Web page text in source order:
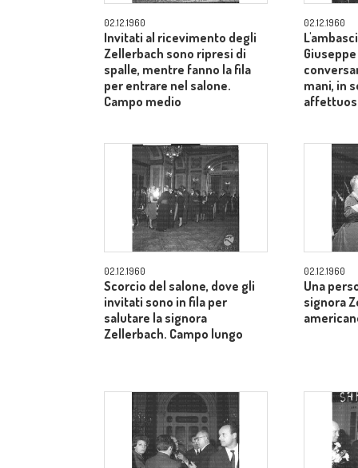
02.12.1960
Invitati al ricevimento degli
Zellerbach sono ripresi di
spalle, mentre fanno la fila
per entrare nel salone.
Campo medio
02.12.1960
mani, in
02.12.1960
Scorcio del salone, dove gli
invitati sono in fila per
salutare la signora
Zellerbach. Campo lungo
02.12.1960
Una
signora